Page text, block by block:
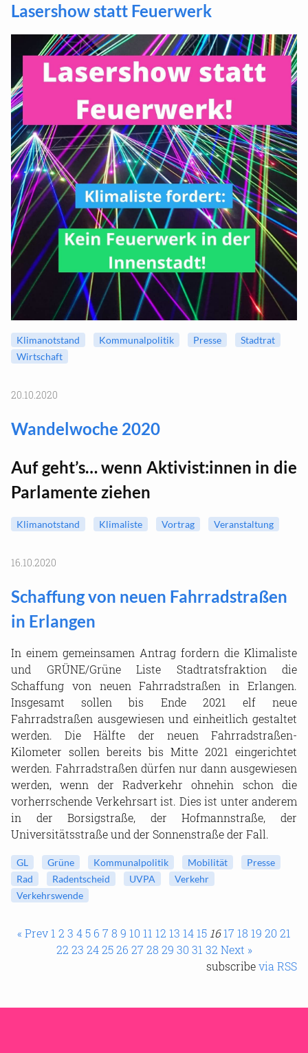
Lasershow statt Feuerwerk
Klimanotstand Kommunalpolitik Presse
Stadtrat
Wirtschaft
20.10.2020
Wandelwoche 2020
Auf geht’s… wenn Aktivist:innen in die
Parlamente ziehen
Klimanotstand Klimaliste Vortrag Veranstaltung
16.10.2020
Schaffung von neuen Fahrradstraßen
in Erlangen
In einem gemeinsamen Antrag fordern die Klimaliste
und GRÜNE/Grüne Liste Stadtratsfraktion die
Schaffung von neuen Fahrradstraßen in Erlangen.
Insgesamt sollen bis Ende 2021 elf neue
Fahrradstraßen ausgewiesen und einheitlich gestaltet
werden. Die Hälfte der neuen Fahrradstraßen-
Kilometer sollen bereits bis Mitte 2021 eingerichtet
werden. Fahrradstraßen dürfen nur dann ausgewiesen
werden, wenn der Radverkehr ohnehin schon die
vorherrschende Verkehrsart ist. Dies ist unter anderem
in der Borsigstraße, der Hofmannstraße, der
Universitätsstraße und der Sonnenstraße der Fall.
GL Grüne Kommunalpolitik Mobilität
Presse
Rad
Radentscheid UVPA
Verkehr
Verkehrswende
« Prev1 2 3 45 6 7 8 9 10 11 12 13 1415 1617 18 19 20 21
22 23 24 25 26 27 28 29 30 31 32 Next »
subscribevia RSS